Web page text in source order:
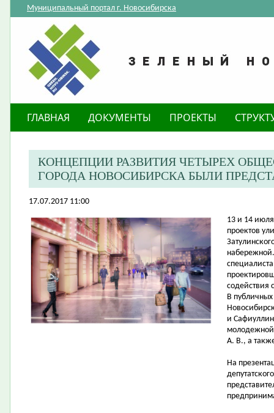
Муниципальный портал г. Новосибирска
ГЛАВНАЯ ДОКУМЕНТЫ ПРОЕКТЫ
КОНЦЕПЦИИ РАЗВИТИЯ ЧЕТЫРЕХ
ГОРОДА НОВОСИБИРСКА БЫЛИ
17.07.2017 11:00
​13 и 14
проектов
содействия
В
и
молодежной
А. В., а
На